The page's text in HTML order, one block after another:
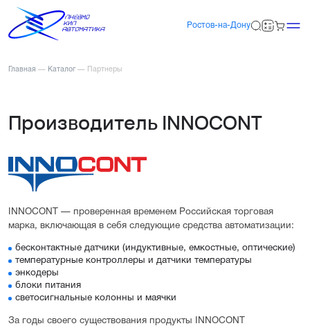
Ростов-на-Дону
Главная — Каталог — Партнеры
Производитель INNOCONT
INNOCONT — проверенная временем Российская торговая
марка, включающая в себя следующие средства автоматизации:
бесконтактные датчики (индуктивные, емкостные, оптические)
температурные контроллеры и датчики температуры
энкодеры
блоки питания
светосигнальные колонны и маячки
За годы своего существования продукты INNOCONT